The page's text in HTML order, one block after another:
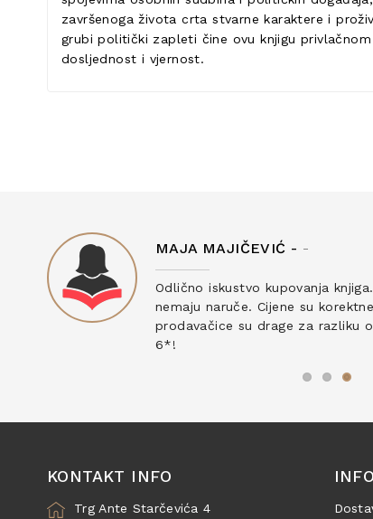
završenoga života crta stvarne karaktere i
grubi politički zapleti čine ovu knjigu
dosljednost i vjernost.
MAJA MAJIČEVIĆ - -
Odlično iskustvo kupovanja
nemaju naruče. Cijene su
prodavačice su drage za razliku
6*!
KONTAKT INFO
Trg Ante Starčevića 4